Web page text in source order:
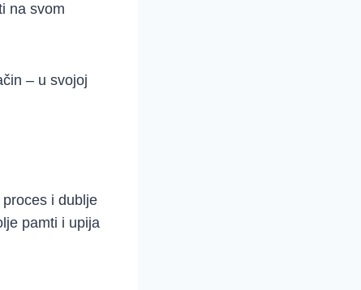
na svom
– u svojoj
i dublje
pamti i upija